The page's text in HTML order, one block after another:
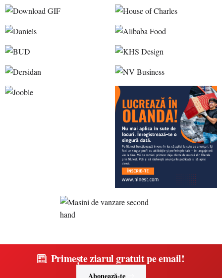
Primește ziarul gratuit pe email!
Abonează-te